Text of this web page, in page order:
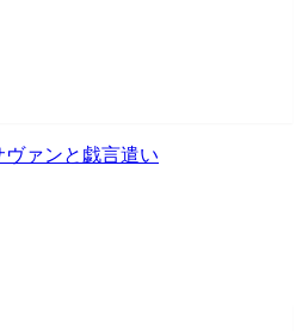
ァンと戯言遣い